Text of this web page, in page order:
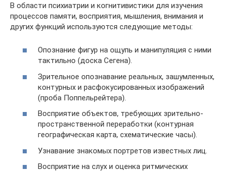
В области психиатрии и когнитивистики для изучения
процессов памяти, восприятия, мышления, внимания и
других функций используются следующие методы:
Опознание фигур на ощупь и манипуляция с ними
тактильно (доска Сегена).
Зрительное опознавание реальных, зашумленных,
контурных и расфокусированных изображений
(проба Поппельрейтера).
Восприятие объектов, требующих зрительно-
пространственной переработки (контурная
географическая карта, схематические часы).
Узнавание знакомых портретов известных лиц.
Восприятие на слух и оценка ритмических